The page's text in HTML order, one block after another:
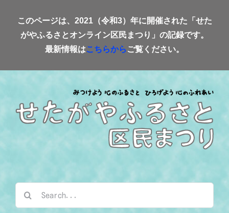
content
このページは、2021（令和3）年に開催された「せた
がやふるさとオンライン区民まつり」の記録です。
最新情報はこちらから ご覧ください。